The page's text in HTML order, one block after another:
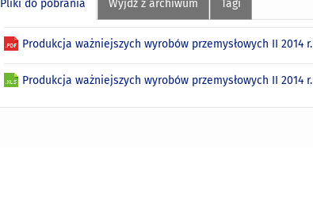
Pliki do pobrania Wyjdź z archiwum Tagi
Produkcja ważniejszych wyrobów przemysłowych II 2014 r.
Produkcja ważniejszych wyrobów przemysłowych II 2014 r.